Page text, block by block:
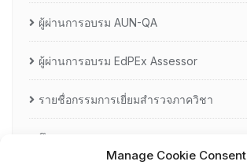
Manage Cookie Consent
ผู้ผ่านการอบรม AUN-QA
ผู้ผ่านการอบรม EdPEx Assessor
รายชื่อกรรมการเยี่ยมสำรวจภาควิชา
ศึกษาดูงาน